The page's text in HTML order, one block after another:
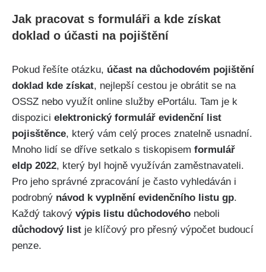
Jak pracovat s formuláři a kde získat
doklad o účasti na pojištění
Pokud řešíte otázku, účast na důchodovém pojištění
doklad kde získat, nejlepší cestou je obrátit se na
OSSZ nebo využít online služby ePortálu. Tam je k
dispozici elektronický formulář evidenční list
pojisštěnce, který vám celý proces znatelně usnadní.
Mnoho lidí se dříve setkalo s tiskopisem formulář
eldp 2022, který byl hojně využíván zaměstnavateli.
Pro jeho správné zpracování je často vyhledáván i
podrobný návod k vyplnění evidenčního listu gp.
Každý takový výpis listu důchodového neboli
důchodový list je klíčový pro přesný výpočet budoucí
penze.